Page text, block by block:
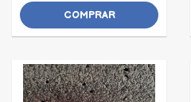
COMPRAR